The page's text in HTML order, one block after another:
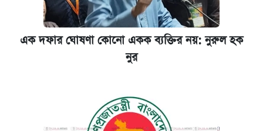
এক দফার ঘোষণা কোনো একক ব্যক্তির নয়: নুরুল হক
নুর